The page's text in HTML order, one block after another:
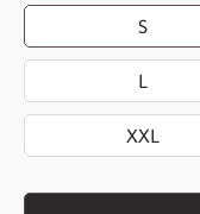
S
L
XXL